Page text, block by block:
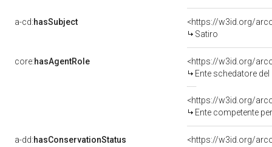
a-cd:hasSubject
<https://w3id.org/
Satiro
core:hasAgentRole
<https://w3id.org/
Ente schedatore del bene
<https://w3id.org/
Ente competente per tutela del
a-dd:hasConservationStatus
<https://w3id.org/